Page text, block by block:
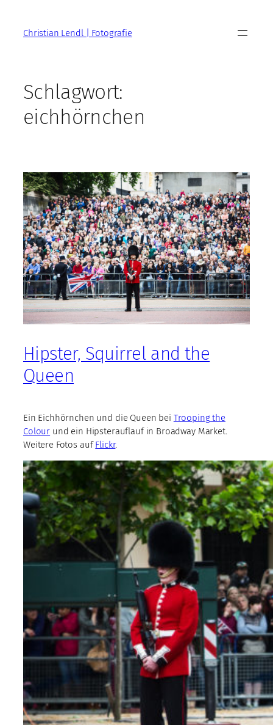
springenChristian Lendl | Fotografie
Schlagwort:
eichhörnchen
Hipster, Squirrel and the
Queen
Ein Eichhörnchen und die Queen bei Trooping the
Colour und ein Hipsterauflauf in Broadway Market.
Weitere Fotos aufFlickr.